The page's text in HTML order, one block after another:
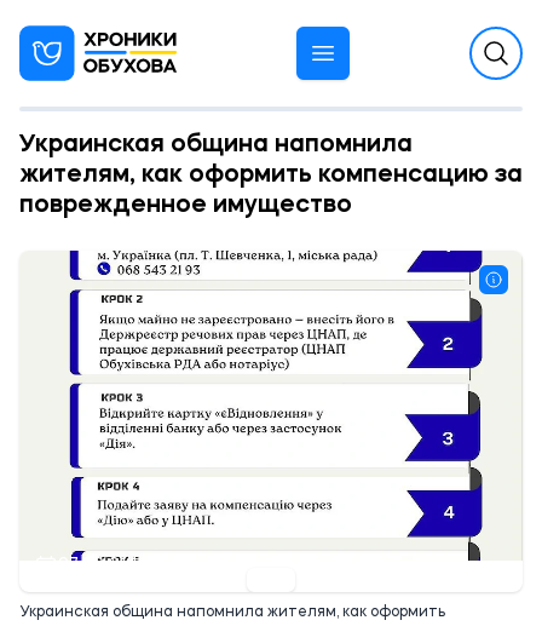
Украинская община напомнила
жителям, как оформить компенсацию за
поврежденное имущество
07:00 01.12.2025
Украинская община напомнила жителям, как оформить